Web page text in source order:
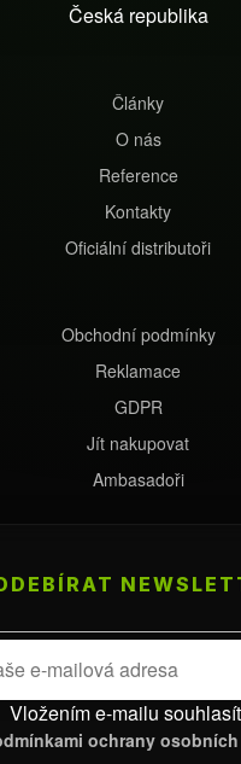
Česká republika
Články
O nás
Reference
Kontakty
Oficiální distributoři
Obchodní podmínky
Reklamace
GDPR
Jít nakupovat
Ambasadoři
Vložením e-mailu
ochrany